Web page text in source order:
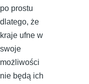
po prostu
dlatego, że
kraje ufne w
swoje
możliwości
nie będą ich